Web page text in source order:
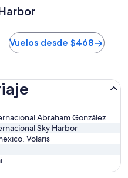
Vuelos desde $468
Abraham González
Sky Harbor
Volaris